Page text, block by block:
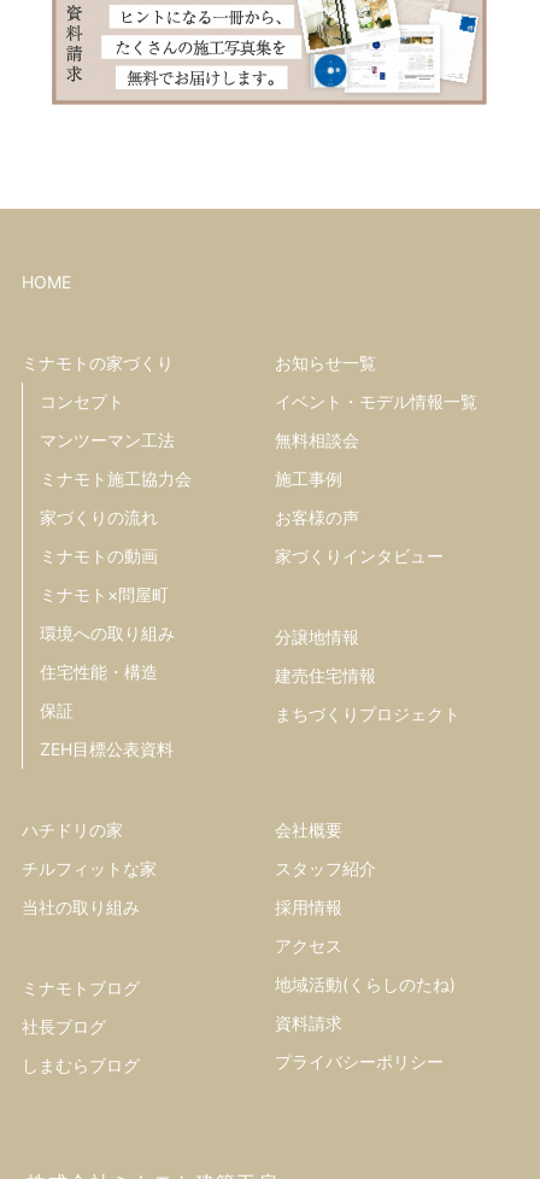
HOME
ミナモトの家づくり
コンセプト
マンツーマン工法
ミナモト施工協力会
家づくりの流れ
ミナモトの動画
ミナモト×問屋町
環境への取り組み
住宅性能・構造
保証
ZEH目標公表資料
お知らせ一覧
イベント・モデル情報一覧
無料相談会
施工事例
お客様の声
家づくりインタビュー
分譲地情報
建売住宅情報
まちづくりプロジェクト
ハチドリの家
チルフィットな家
当社の取り組み
ミナモトブログ
社長ブログ
しまむらブログ
会社概要
スタッフ紹介
採用情報
アクセス
地域活動(くらしのたね)
資料請求
プライバシーポリシー